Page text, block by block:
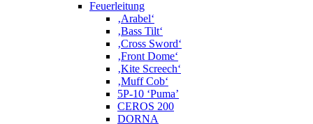
Feuerleitung
‚Arabel‘
‚Bass Tilt‘
‚Cross Sword‘
‚Front Dome‘
‚Kite Screech‘
‚Muff Cob‘
5P-10 ‘Puma’
CEROS 200
DORNA